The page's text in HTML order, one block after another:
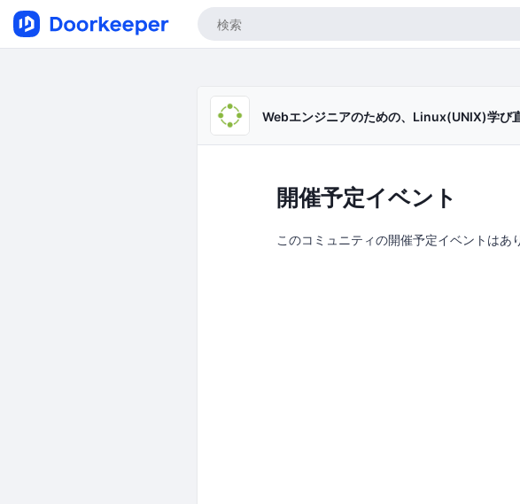
Webエンジニアのための、Linux(UNIX)学び
開催予定イベント
このコミュニティの開催予定イベントはあ